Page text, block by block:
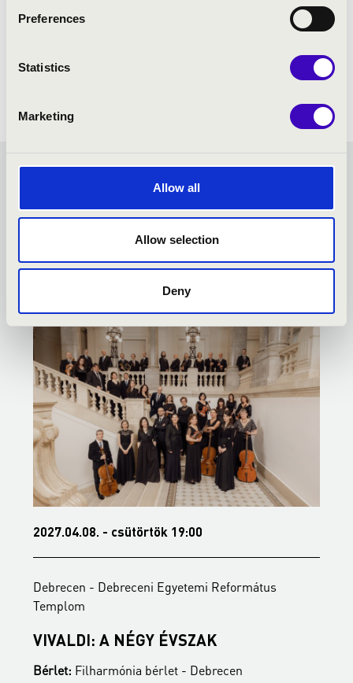
Preferences
Statistics
Marketing
Allow all
Allow selection
Deny
FILHARMÓNIA BÉRLET -
DEBRECEN - TOVÁBBI
KONCERTEK
2027.04.08. - csütörtök 19:00
Debrecen - Debreceni Egyetemi Református
Templom
VIVALDI: A NÉGY ÉVSZAK
Bérlet: Filharmónia bérlet - Debrecen